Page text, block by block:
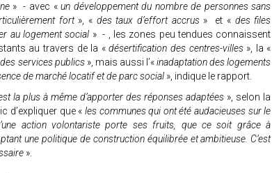
» - avec «un développement du nombre de personnes sans
fort », « des taux d’effort accrus » et « des files
au logement social » - , les zones peu tendues connaissent
au travers de la «désertification des centres-villes », la «
services publics», mais aussi l’«inadaptation des logements
de marché locatif et de parc social », indique le rapport.
la plus à même d’apporter des réponses adaptées », selon la
d’expliquer que « les communes qui ont été audacieuses sur le
action volontariste porte ses fruits, que ce soit grâce à
une politique de construction équilibrée et ambitieuse. C’est
».